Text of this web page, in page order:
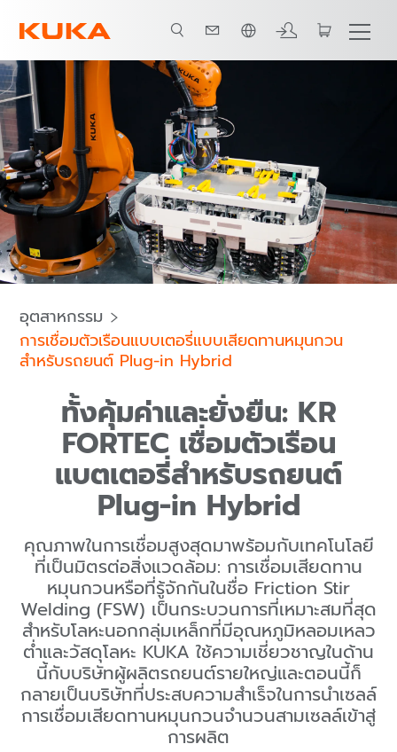
พันธมิตรระบบทั้งหมด
ภาษาไทย / Thai
อุตสาหกรรม
การเชื่อมตัวเรือนแบบเตอรี่แบบเสียดทานหมุนกวน
สำหรับรถยนต์ Plug-in Hybrid
ทั้งคุ้มค่าและยั่งยืน: KR
FORTEC เชื่อมตัวเรือน
แบตเตอรี่สำหรับรถยนต์
Plug-in Hybrid
คุณภาพในการเชื่อมสูงสุดมาพร้อมกับเทคโนโลยี
ที่เป็นมิตรต่อสิ่งแวดล้อม: การเชื่อมเสียดทาน
หมุนกวนหรือที่รู้จักกันในชื่อ Friction Stir
Welding (FSW) เป็นกระบวนการที่เหมาะสมที่สุด
สำหรับโลหะนอกกลุ่มเหล็กที่มีอุณหภูมิหลอมเหลว
ต่ำและวัสดุโลหะ KUKA ใช้ความเชี่ยวชาญในด้าน
นี้กับบริษัทผู้ผลิตรถยนต์รายใหญ่และตอนนี้ก็
กลายเป็นบริษัทที่ประสบความสำเร็จในการนำเซลล์
การเชื่อมเสียดทานหมุนกวนจำนวนสามเซลล์เข้าสู่
การผลิต